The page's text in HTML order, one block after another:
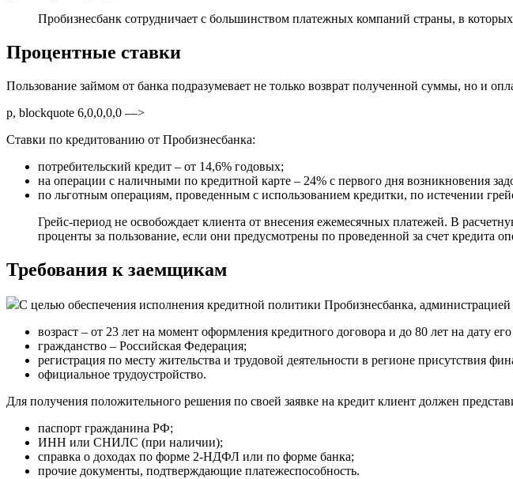
Пробизнесбанк сотрудничает с большинством платежных компаний страны, в
Процентные ставки
Пользование займом от банка подразумевает не только возврат полученной суммы, но и
p, blockquote 6,0,0,0,0 —>
Ставки по кредитованию от Пробизнесбанка:
потребительский кредит – от 14,6% годовых;
на операции с наличными по кредитной карте – 24% с первого дня возникновения
по льготным операциям, проведенным с использованием кредитки, по истечении
Грейс-период не освобождает клиента от внесения ежемесячных платежей. В
проценты за пользование, если они предусмотрены по проведенной за счет кредита
Требования к заемщикам
С целью обеспечения исполнения кредитной политики Пробизнесбанка,
возраст – от 23 лет на момент оформления кредитного договора и до 80 лет на дату
гражданство – Российская Федерация;
регистрация по месту жительства и трудовой деятельности в регионе присутствия
официальное трудоустройство.
Для получения положительного решения по своей заявке на кредит клиент должен
паспорт гражданина РФ;
ИНН или СНИЛС (при наличии);
справка о доходах по форме 2-НДФЛ или по форме банка;
прочие документы, подтверждающие платежеспособность.